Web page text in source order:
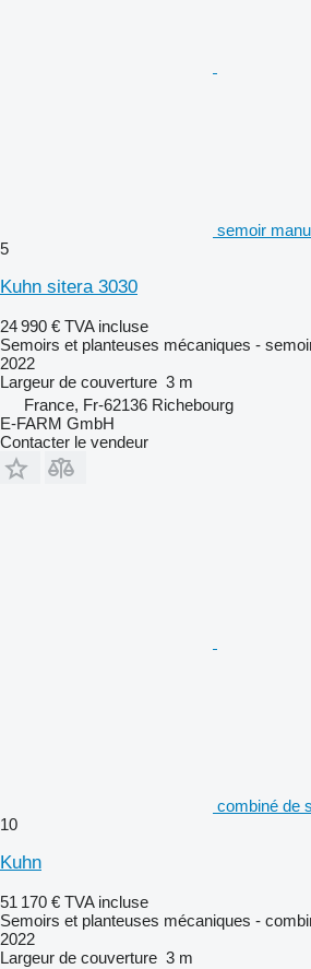
semoir
5
Kuhn sitera 3030
24 990 € TVA incluse
Semoirs et planteuses mécaniques -
2022
Largeur de couverture 3 m
France, Fr-62136 Richebourg
E-FARM GmbH
Contacter le vendeur
combiné de
10
Kuhn
51 170 € TVA incluse
Semoirs et planteuses mécaniques -
2022
Largeur de couverture 3 m